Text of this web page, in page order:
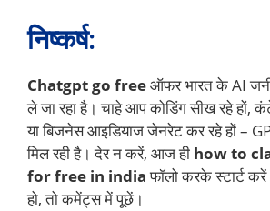
निष्कर्ष:
Chatgpt go freeऑफर भारत के AI
ले जा रहा है। चाहे आप कोडिंग सीख रहे हों,
या बिजनेस आइडियाज जेनरेट कर रहे हों –
मिल रही है। देर न करें, आज ही how to
for free in indiaफॉलो करके स्टार्ट
हो, तो कमेंट्स में पूछें।